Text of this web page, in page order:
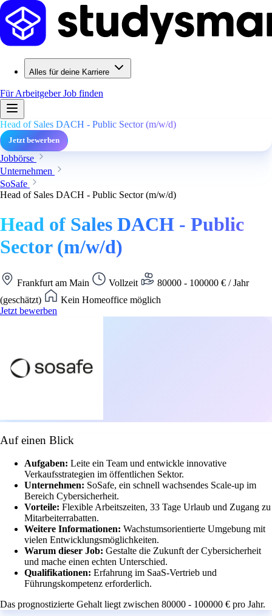
Alles für deine Karriere
Für ArbeitgeberJob finden
Head of Sales DACH - Public Sector (m/w/d)
Jetzt bewerben
Jobbörse
Unternehmen
SoSafe
Head of Sales DACH - Public Sector (m/w/d)
Head of Sales DACH - Public
Sector (m/w/d)
Frankfurt am Main Vollzeit
80000 - 100000 € / Jahr
(geschätzt)
Kein Homeoffice möglich
Jetzt bewerben
Auf einen Blick
Aufgaben: Leite ein Team und entwickle innovative
Verkaufsstrategien im öffentlichen Sektor.
Unternehmen: SoSafe, ein schnell wachsendes Scale-up im
Bereich Cybersicherheit.
Vorteile: Flexible Arbeitszeiten, 33 Tage Urlaub und Zugang zu
Mitarbeiterrabatten.
Weitere Informationen: Wachstumsorientierte Umgebung mit
vielen Entwicklungsmöglichkeiten.
Warum dieser Job: Gestalte die Zukunft der Cybersicherheit
und mache einen echten Unterschied.
Qualifikationen: Erfahrung im SaaS-Vertrieb und
Führungskompetenz erforderlich.
Das prognostizierte Gehalt liegt zwischen 80000 - 100000 € pro Jahr.